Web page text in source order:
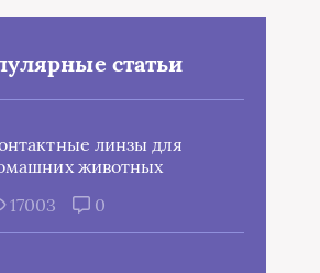
статьи
линзы для
животных
17003
0